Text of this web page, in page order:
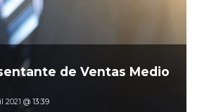
de Ventas Medio
@ 13:39